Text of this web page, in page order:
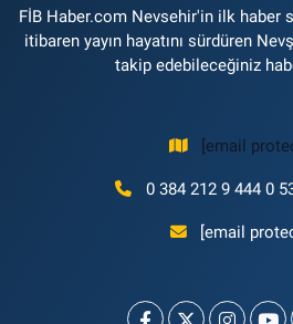
FİB Haber.com Nevsehir'in ilk haber
itibaren yayın hayatını sürdüren
takip edebileceğiniz
[email
0 384 212 9 444 0
[email